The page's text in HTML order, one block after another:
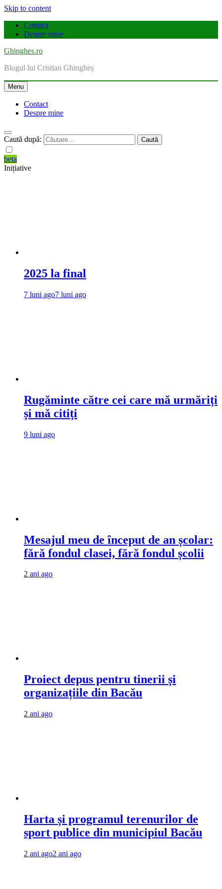
Skip to content
Contact
Despre mine
Ghinghes.ro
Blogul lui Cristian Ghingheș
Menu
Contact
Despre mine
Caută după:
beta
Inițiative
2025 la final
7 luni ago7 luni ago
Rugăminte către cei care mă urmăriți
și mă citiți
9 luni ago
Mesajul meu de început de an școlar:
fără fondul clasei, fără fondul școlii
2 ani ago
Proiect depus pentru tinerii și
organizațiile din Bacău
2 ani ago
Harta și programul terenurilor de
sport publice din municipiul Bacău
2 ani ago2 ani ago